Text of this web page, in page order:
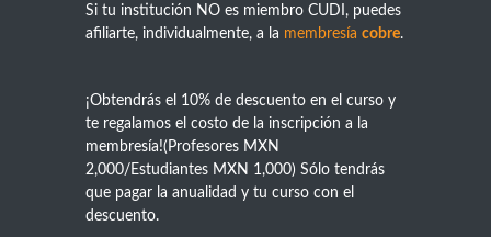
Si tu institución NO es miembro CUDI, puedes
afiliarte, individualmente, a la membresía cobre.
¡Obtendrás el 10% de descuento en el curso y
te regalamos el costo de la inscripción a la
membresía!(Profesores MXN
2,000/Estudiantes MXN 1,000) Sólo tendrás
que pagar la anualidad y tu curso con el
descuento.